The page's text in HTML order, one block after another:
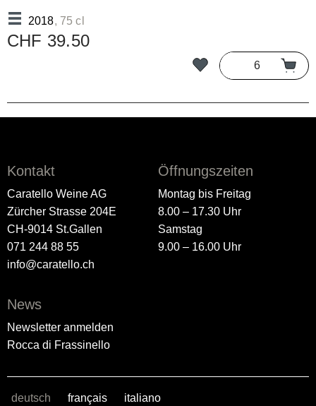
2018, 75 cl
CHF 39.50
Kontakt
Caratello Weine AG
Zürcher Strasse 204E
CH-9014 St.Gallen
071 244 88 55
info@caratello.ch
Öffnungszeiten
Montag bis Freitag
8.00 – 17.30 Uhr
Samstag
9.00 – 16.00 Uhr
News
Newsletter anmelden
Rocca di Frassinello
deutsch français italiano